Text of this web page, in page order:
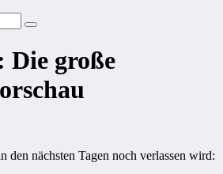
große
den nächsten Tagen noch verlassen wird: